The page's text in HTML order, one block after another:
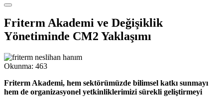
Friterm Akademi ve Değişiklik
Yönetiminde CM2 Yaklaşımı
Okunma: 463
Friterm Akademi, hem sektörümüzde bilimsel katkı sunmayı
hem de organizasyonel yetkinliklerimizi sürekli geliştirmeyi